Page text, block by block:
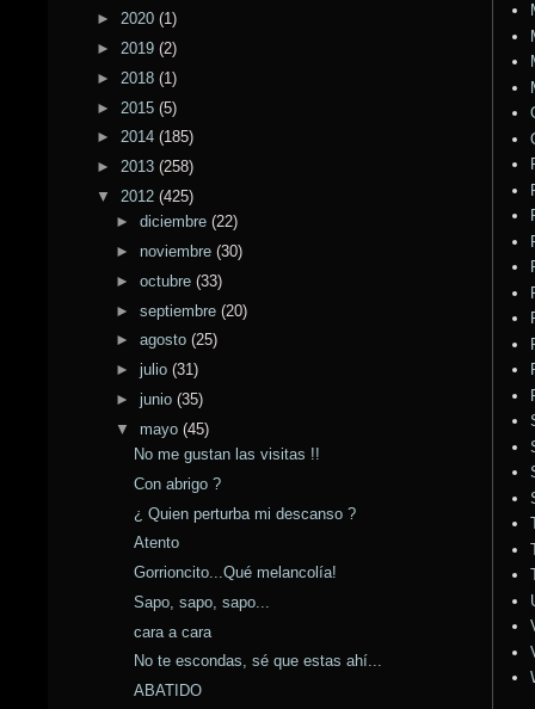
► 2020 (1)
► 2019 (2)
► 2018 (1)
► 2015 (5)
► 2014 (185)
► 2013 (258)
▼ 2012 (425)
► diciembre (22)
► noviembre (30)
► octubre (33)
► septiembre (20)
► agosto (25)
► julio (31)
► junio (35)
▼ mayo (45)
No me gustan las visitas !!
Con abrigo ?
¿ Quien perturba mi descanso ?
Atento
Gorrioncito...Qué melancolía!
Sapo, sapo, sapo...
cara a cara
No te escondas, sé que estas ahí...
ABATIDO